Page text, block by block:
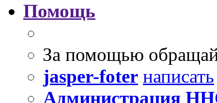
Помощь
За помощью
jasper-foter написать
Администрация